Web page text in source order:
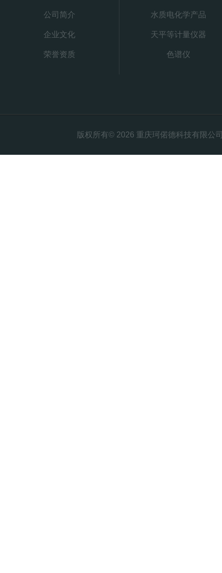
公司简介
企业文化
荣誉资质
水质电化学产品
天平等计量仪器
色谱仪
版权所有© 2026 重庆珂偌德科技有限